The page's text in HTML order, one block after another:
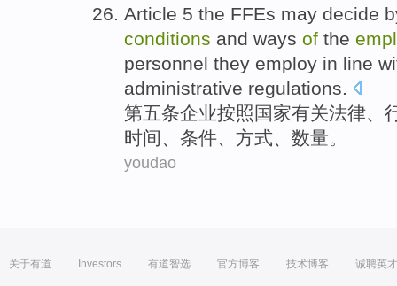
Article 5 the FFEs may decide
conditions and ways of the
personnel they employ in line
administrative regulations.
第五条企业按照 国家有关法律、
时间、 条件、 方式、 数量。
youdao
关于有道 Investors 有道智选 官方博客 技术博客 诚聘英才